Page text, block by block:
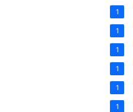
1
1
1
1
1
1